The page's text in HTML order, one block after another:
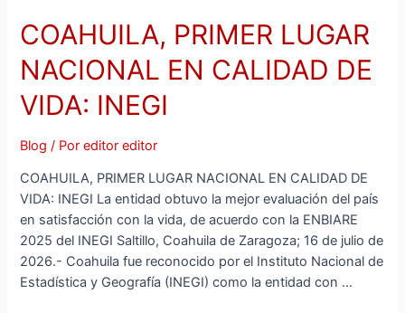
COAHUILA, PRIMER LUGAR
NACIONAL EN CALIDAD DE
VIDA: INEGI
Blog / Poreditor editor
COAHUILA, PRIMER LUGAR NACIONAL EN CALIDAD DE
VIDA: INEGI La entidad obtuvo la mejor evaluación del país
en satisfacción con la vida, de acuerdo con la ENBIARE
2025 del INEGI Saltillo, Coahuila de Zaragoza; 16 de julio de
2026.- Coahuila fue reconocido por el Instituto Nacional de
Estadística y Geografía (INEGI) como la entidad con …